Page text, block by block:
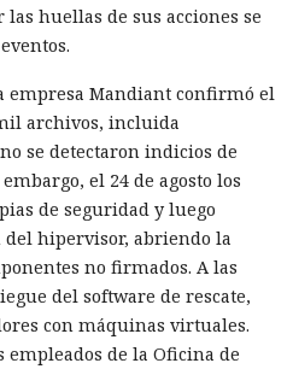
huellas de sus acciones se
empresa Mandiant confirmó el
archivos, incluida
se detectaron indicios de
el 24 de agosto los
de seguridad y luego
hipervisor, abriendo la
no firmados. A las
del software de rescate,
con máquinas virtuales.
de la Oficina de